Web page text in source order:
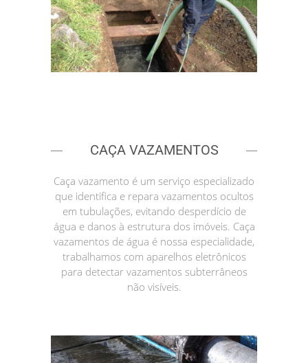
CAÇA VAZAMENTOS
Caça vazamento é um serviço especializado
que identifica e repara vazamentos ocultos
em tubulações, evitando desperdício de
água e danos à estrutura dos imóveis. Caça
vazamentos de água é nossa especialidade,
trabalhamos com aparelhos eletrônicos
para detectar vazamentos subterrâneos
não visíveis.